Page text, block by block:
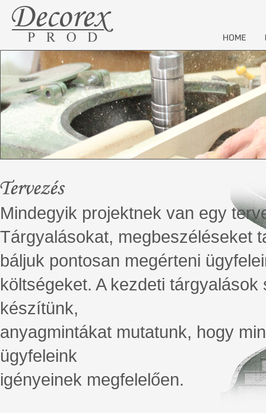
Mindegyik projektnek van egy
Tárgyalásokat, megbeszéléseket
báljuk pontosan megérteni
költségeket. A kezdeti
készítünk,
anyagmintákat mutatunk, hogy
ügyfeleink
igényeinek megfelelően.